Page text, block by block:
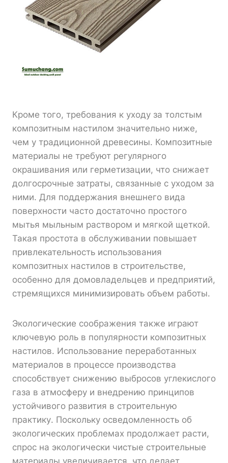
Кроме того, требования к уходу за толстым
композитным настилом значительно ниже,
чем у традиционной древесины. Композитные
материалы не требуют регулярного
окрашивания или герметизации, что снижает
долгосрочные затраты, связанные с уходом за
ними. Для поддержания внешнего вида
поверхности часто достаточно простого
мытья мыльным раствором и мягкой щеткой.
Такая простота в обслуживании повышает
привлекательность использования
композитных настилов в строительстве,
особенно для домовладельцев и предприятий,
стремящихся минимизировать объем работы.
Экологические соображения также играют
ключевую роль в популярности композитных
настилов. Использование переработанных
материалов в процессе производства
способствует снижению выбросов углекислого
газа в атмосферу и внедрению принципов
устойчивого развития в строительную
практику. Поскольку осведомленность об
экологических проблемах продолжает расти,
спрос на экологически чистые строительные